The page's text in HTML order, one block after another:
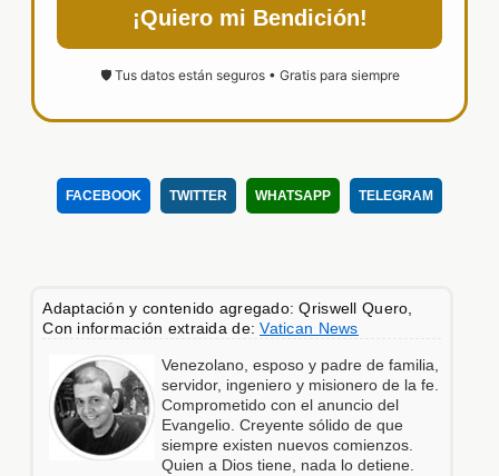
¡Quiero mi Bendición!
🛡️ Tus datos están seguros • Gratis para siempre
FACEBOOK TWITTER WHATSAPP TELEGRAM
Adaptación y contenido agregado: Qriswell Quero,
Con información extraida de:Vatican News
Venezolano, esposo y padre de familia,
servidor, ingeniero y misionero de la fe.
Comprometido con el anuncio del
Evangelio. Creyente sólido de que
siempre existen nuevos comienzos.
Quien a Dios tiene, nada lo detiene.